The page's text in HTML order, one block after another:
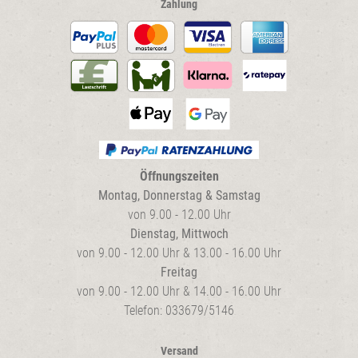
Zahlung
Öffnungszeiten
Montag, Donnerstag & Samstag
von 9.00 - 12.00 Uhr
Dienstag, Mittwoch
von 9.00 - 12.00 Uhr & 13.00 - 16.00 Uhr
Freitag
von 9.00 - 12.00 Uhr & 14.00 - 16.00 Uhr
Telefon: 033679/5146
Versand